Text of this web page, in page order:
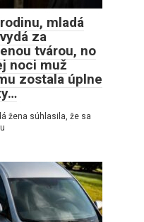
mladá
za
tvárou, no
noci muž
zostala úplne
žena súhlasila, že sa